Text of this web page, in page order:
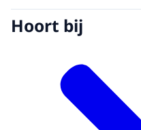
Hoort bij